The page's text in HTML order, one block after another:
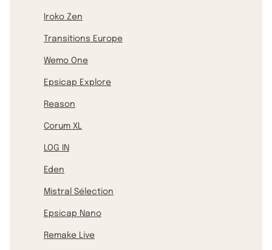
Iroko Zen
Transitions Europe
Wemo One
Epsicap Explore
Reason
Corum XL
LOG IN
Eden
Mistral Sélection
Epsicap Nano
Remake Live